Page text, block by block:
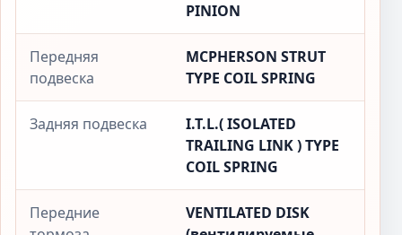
PINION
Передняя
подвеска
MCPHERSON STRUT
TYPE COIL SPRING
Задняя подвеска
I.T.L.( ISOLATED
TRAILING LINK ) TYPE
COIL SPRING
Передние
VENTILATED DISK